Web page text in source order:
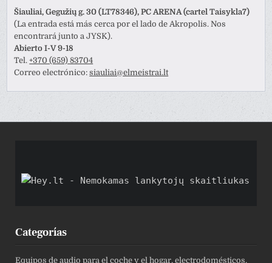
Šiauliai, Gegužių g. 30 (LT78346), PC ARENA (cartel Taisykla7)
(La entrada está más cerca por el lado de Akropolis. Nos
encontrará junto a JYSK).
Abierto I-V 9-18
Tel.+370 (659) 83704
Correo electrónico:siauliai@elmeistrai.lt
Categorías
Equipos de audio para el coche y el hogar, electrodomésticos,